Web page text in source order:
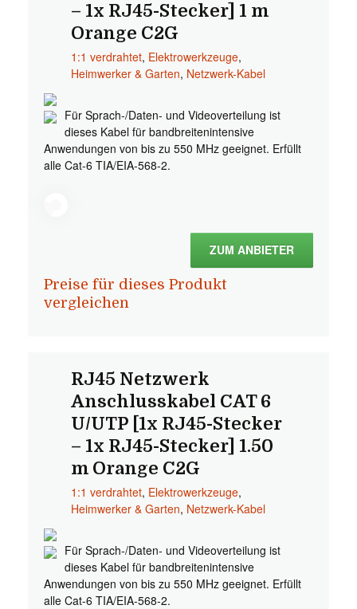
– 1x RJ45-Stecker] 1 m
Orange C2G
1:1 verdrahtet, Elektrowerkzeuge,
Heimwerker & Garten, Netzwerk-Kabel
Für Sprach-/Daten- und Videoverteilung ist
dieses Kabel für bandbreitenintensive
Anwendungen von bis zu 550 MHz geeignet. Erfüllt
alle Cat-6 TIA/EIA-568-2.
ZUM ANBIETER
Preise für dieses Produkt
vergleichen
RJ45 Netzwerk
Anschlusskabel CAT 6
U/UTP [1x RJ45-Stecker
– 1x RJ45-Stecker] 1.50
m Orange C2G
1:1 verdrahtet, Elektrowerkzeuge,
Heimwerker & Garten, Netzwerk-Kabel
Für Sprach-/Daten- und Videoverteilung ist
dieses Kabel für bandbreitenintensive
Anwendungen von bis zu 550 MHz geeignet. Erfüllt
alle Cat-6 TIA/EIA-568-2.